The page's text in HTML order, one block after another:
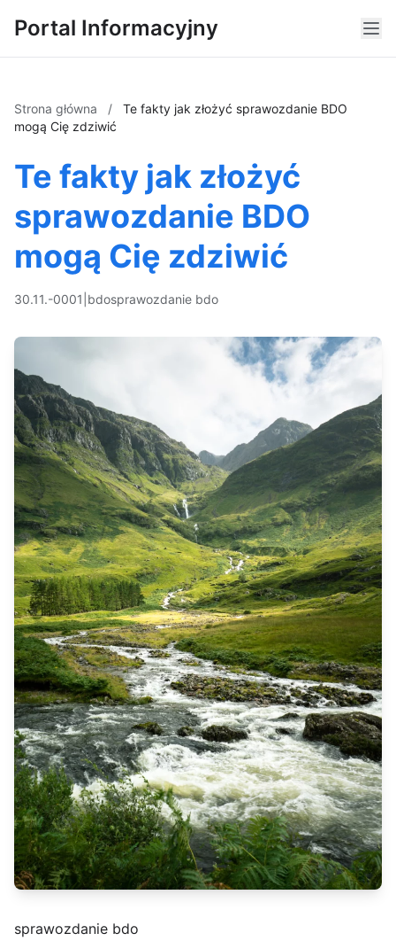
Portal Informacyjny
Strona główna /
Te fakty jak złożyć sprawozdanie BDO
mogą Cię zdziwić
Te fakty jak złożyć
sprawozdanie BDO
mogą Cię zdziwić
30.11.-0001 bdosprawozdanie bdo
sprawozdanie bdo